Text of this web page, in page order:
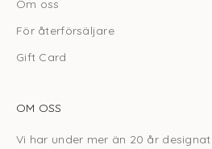
Om oss
För återförsäljare
Gift Card
OM OSS
Vi har under mer än 20 år